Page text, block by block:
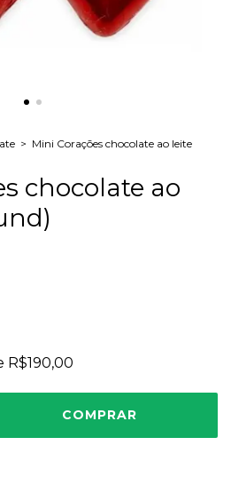
> Mini Corações chocolate ao leite
chocolate ao
R$190,00